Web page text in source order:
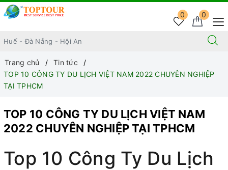
0
0
Trang chủ
Tin tức
TOP 10 CÔNG TY DU LỊCH VIỆT NAM 2022 CHUYÊN NGHIỆP
TẠI TPHCM
TOP 10 CÔNG TY DU LỊCH VIỆT NAM
2022 CHUYÊN NGHIỆP TẠI TPHCM
Top 10 Công Ty Du Lịch